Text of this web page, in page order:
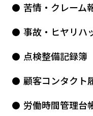
苦情・クレーム
事故・ヒヤリハ
点検整備記録簿
顧客コンタクト
労働時間管理台